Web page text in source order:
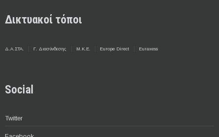
Δικτυακοί τόποι
Δ.Α.ΣΤΑ. Γ. Διασύνδεσης Μ.Κ.Ε. Europe Direct Euraxess
Social
Twitter